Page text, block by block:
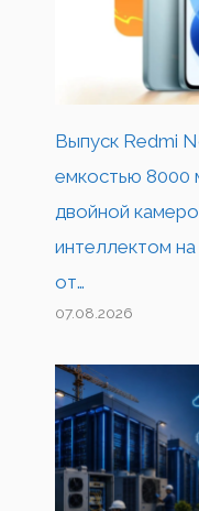
Выпуск Redmi
емкостью 8000
двойной
интеллектом
от…
07.08.2026